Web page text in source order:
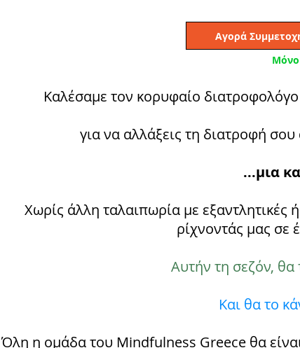
Αγορά
Μόνο
Καλέσαμε τον κορυφαίο διατροφολόγο
για να αλλάξεις τη διατροφή
...μια
Χωρίς άλλη ταλαιπωρία με εξαντλητικές
ρίχνοντάς μας σε
Αυτήν τη σεζόν,
Και θα το
Όλη η ομάδα του Mindfulness Greece θα